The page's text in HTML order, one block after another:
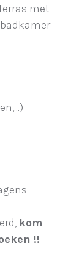
met
kom
!!